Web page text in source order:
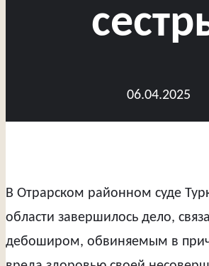
06.04.2025
В Отрарском районном суде
области завершилось дело,
дебоширом, обвиняемым в